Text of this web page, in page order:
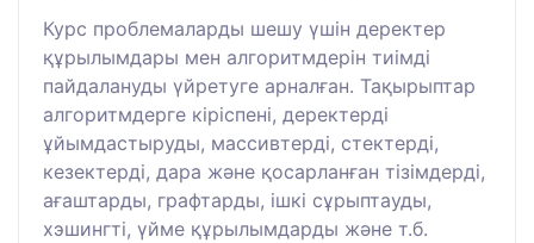
Курс проблемаларды шешу үшін деректер
құрылымдары мен алгоритмдерін тиімді
пайдалануды үйретуге арналған. Тақырыптар
алгоритмдерге кіріспені, деректерді
ұйымдастыруды, массивтерді, стектерді,
кезектерді, дара және қосарланған тізімдерді,
ағаштарды, графтарды, ішкі сұрыптауды,
хэшингті, үйме құрылымдарды және т.б.